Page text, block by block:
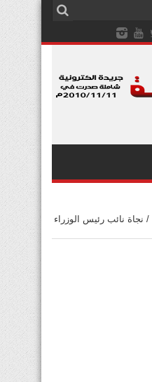
/ نجاة نائب رئيس الوزراء